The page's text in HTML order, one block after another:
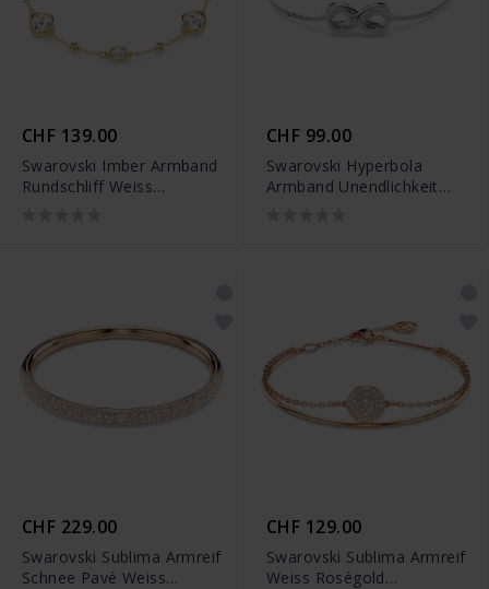
CHF 139.00
Swarovski Imber Armband
Rundschliff Weiss
CHF 99.00
Swarovski Hyperbola
Armband Unendlichkeit
CHF 229.00
Swarovski Sublima Armreif
Schnee Pavé Weiss
CHF 129.00
Swarovski Sublima Armreif
Weiss Roségold